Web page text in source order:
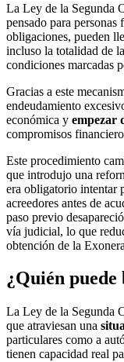
La Ley de la Segunda
pensado para personas
obligaciones, pueden
incluso la totalidad de
condiciones marcadas
Gracias a este
endeudamiento
económica y empezar
compromisos
Este procedimiento
que introdujo una
era obligatorio intentar
acreedores antes de
paso previo
vía judicial, lo que
obtención de la
¿Quién puede
La Ley de la Segunda
que atraviesan una
particulares como a
tienen capacidad real